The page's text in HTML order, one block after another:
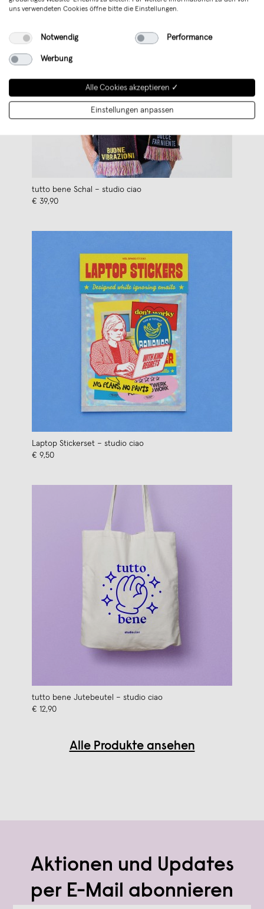
tutto bene Schal – studio ciao
€ 39,90
Laptop Stickerset – studio ciao
€ 9,50
tutto bene Jutebeutel – studio ciao
€ 12,90
Alle Produkte ansehen
Aktionen und Updates
per E-Mail abonnieren
uns verwendeten Cookies öffne bitte die Einstellungen.
Notwendig Performance
Werbung
Alle Cookies akzeptieren ✓
Einstellungen anpassen